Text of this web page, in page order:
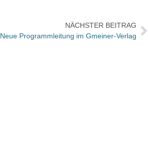
NÄCHSTER BEITRAG
Neue Programmleitung im Gmeiner-Verlag